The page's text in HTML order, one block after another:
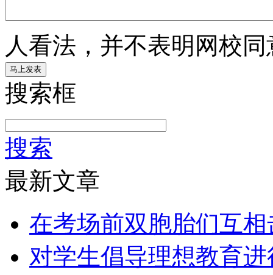
人看法，并不表明网校
搜索框
搜索
最新文章
在考场前双胞胎们互
对学生倡导理想教育